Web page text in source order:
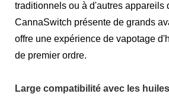
traditionnels ou à d'autres appareils
CannaSwitch présente de grands
offre une expérience de vapotage
de premier ordre.
Large compatibilité avec les huiles